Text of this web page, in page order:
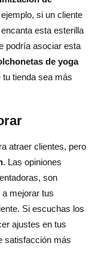
si un cliente
esta esterilla
podría asociar esta
de yoga
tienda sea más
atraer clientes, pero
. Las opiniones
son
mejorar tus
Si escuchas los
ajustes en tus
satisfacción más